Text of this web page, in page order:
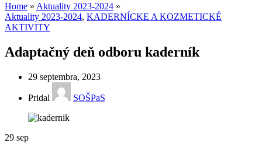
Home » Aktuality 2023-2024 »
Aktuality 2023-2024, KADERNÍCKE A KOZMETICKÉ
AKTIVITY
Adaptačný deň odboru kaderník
29 septembra, 2023
Pridal SOŠPaS
29 sep